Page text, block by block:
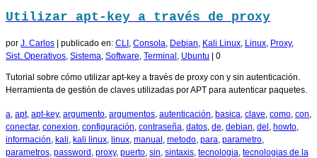
Utilizar apt-key a través de proxy
por J. Carlos | publicado en: CLI Consola Debian Kali Linux Linux Proxy,
Sist. Operativos Sistema Software Terminal Ubuntu | 0
Tutorial sobre cómo utilizar apt-key a través de proxy con y sin autenticación.
Herramienta de gestión de claves utilizadas por APT para autenticar paquetes.
a apt, apt-key, argumento argumentos autenticación basica clave como con
conectar, conexion configuración contraseña datos de debian del howto
información kali kali linux linux manual metodo para parametro
parametros password proxy, puerto sin sintaxis tecnologia tecnologias de la